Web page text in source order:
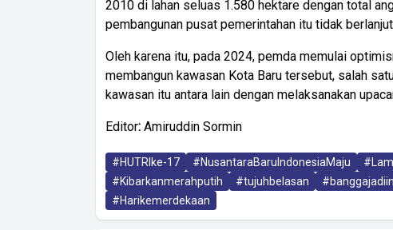
2010 di lahan seluas 1.580 hektare dengan total
pembangunan pusat pemerintahan itu tidak
Oleh karena itu, pada 2024, pemda memulai
membangun kawasan Kota Baru tersebut, salah
kawasan itu antara lain dengan melaksanakan
Editor: Amiruddin Sormin
#HUTRIke-17 #NusantaraBaruIndonesiaMaju
#Kibarkanmerahputih
#tujuhbelasan
#Harikemerdekaan